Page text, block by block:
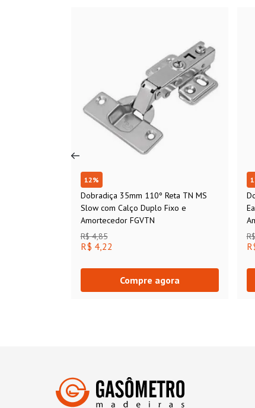
12%
Dobradiça 35mm 110º Reta TN MS
Slow com Calço Duplo Fixo e
Amortecedor FGVTN
R$ 4,85
R$ 4,22
Compre agora